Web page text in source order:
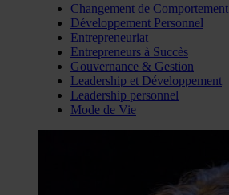
Changement de Comportement
Développement Personnel
Entrepreneuriat
Entrepreneurs à Succès
Gouvernance & Gestion
Leadership et Développement
Leadership personnel
Mode de Vie